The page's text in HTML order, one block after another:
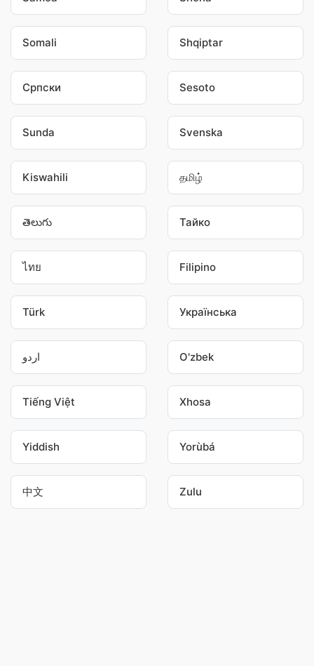
Somali Shqiptar
Српски Sesoto
Sunda Svenska
Kiswahili தமிழ்
తెలుగు Тайко
ไทย Filipino
Türk Українська
اردو O'zbek
Tiếng Việt Xhosa
Yiddish Yorùbá
中文 Zulu